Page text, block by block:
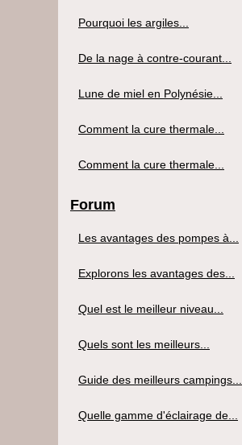
Pourquoi les argiles...
De la nage à contre-courant...
Lune de miel en Polynésie...
Comment la cure thermale...
Comment la cure thermale...
Forum
Les avantages des pompes à...
Explorons les avantages des...
Quel est le meilleur niveau...
Quels sont les meilleurs...
Guide des meilleurs campings...
Quelle gamme d'éclairage de...